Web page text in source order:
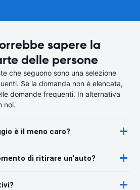
sapere la
delle persone
che seguono sono una selezione
Se la domanda non è elencata,
domande frequenti. In alternativa
noi.
è il meno caro?
di ritirare un'auto?